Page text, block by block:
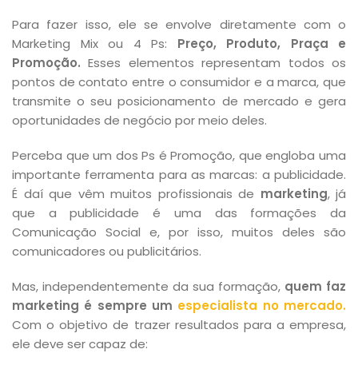
Para fazer isso, ele se envolve diretamente com o
Marketing Mix ou 4 Ps: Preço, Produto, Praça e
Promoção. Esses elementos representam todos os
pontos de contato entre o consumidor e a marca, que
transmite o seu posicionamento de mercado e gera
oportunidades de negócio por meio deles.
Perceba que um dos Ps é Promoção, que engloba uma
importante ferramenta para as marcas: a publicidade.
É daí que vêm muitos profissionais de marketing, já
que a publicidade é uma das formações da
Comunicação Social e, por isso, muitos deles são
comunicadores ou publicitários.
Mas, independentemente da sua formação, quem faz
marketing é sempre um especialista no mercado.
Com o objetivo de trazer resultados para a empresa,
ele deve ser capaz de: